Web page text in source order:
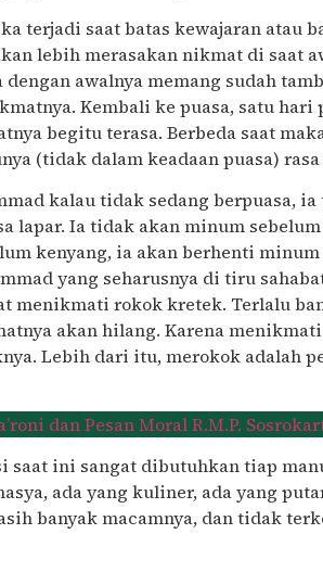
terjadi saat batas kewajaran atau
lebih merasakan nikmat di saat
dengan awalnya memang sudah
Kembali ke puasa, satu hari
begitu terasa. Berbeda saat
(tidak dalam keadaan puasa)
kalau tidak sedang berpuasa,
lapar. Ia tidak akan minum
kenyang, ia akan berhenti
yang seharusnya di tiru
menikmati rokok kretek. Terlalu
akan hilang. Karena
Lebih dari itu, merokok adalah
dan Pesan Moral R.M.P.
saat ini sangat dibutuhkan tiap
ada yang kuliner, ada yang
banyak macamnya, dan tidak